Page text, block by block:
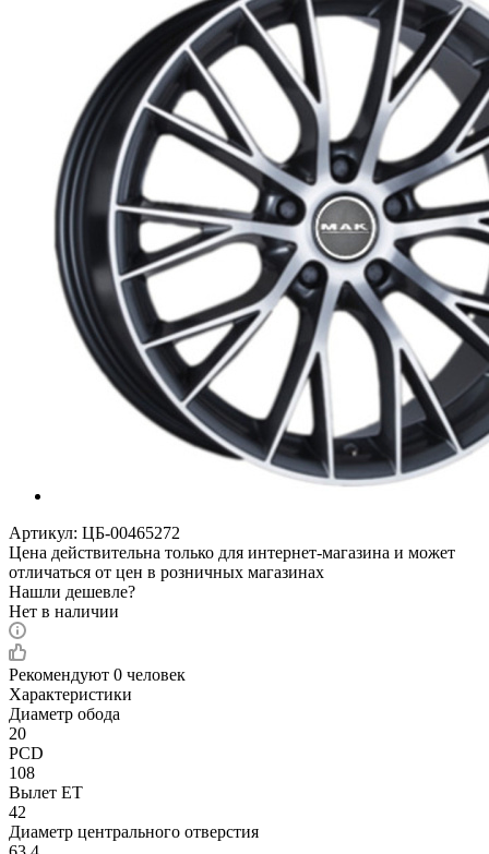
Артикул: ЦБ-00465272
Цена действительна только для интернет-магазина и может
отличаться от цен в розничных магазинах
Нашли дешевле?
Нет в наличии
Рекомендуют 0 человек
Характеристики
Диаметр обода
20
PCD
108
Вылет ET
42
Диаметр центрального отверстия